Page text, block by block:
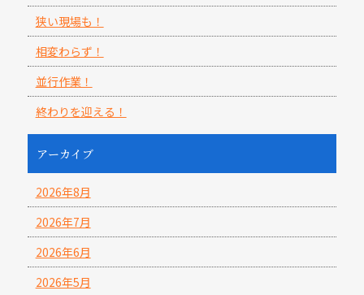
狭い現場も！
相変わらず！
並行作業！
終わりを迎える！
アーカイブ
2026年8月
2026年7月
2026年6月
2026年5月